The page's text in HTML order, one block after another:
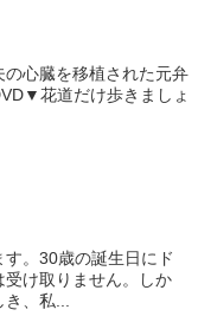
心臓を移植された元弁
花道だけ歩きましょ
。30歳の誕生日にド
け取りません。しか
き、私...